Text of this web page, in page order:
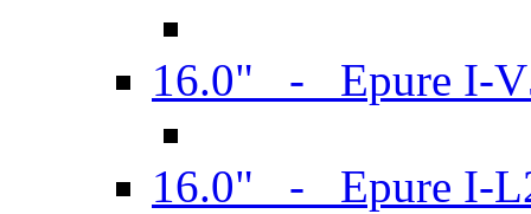
16.0" - Epure I-
16.0" - Epure I-